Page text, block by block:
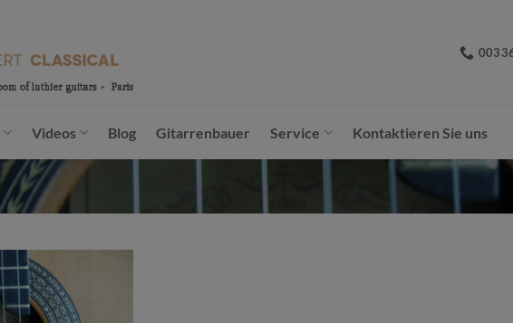
Videos Blog Gitarrenbauer Service Kontaktieren Sie uns